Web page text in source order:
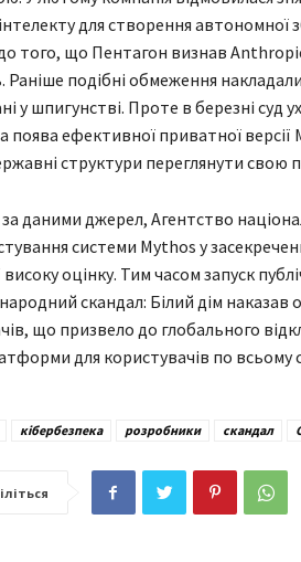
для створення автономної
того, що Пентагон визнав
Раніше подібні обмеження
у шпигунстві. Проте в березні
поява ефективної приватної версії
структури переглянути свою
за даними джерел, Агентство
системи Mythos у
високу оцінку. Тим часом запуск
скандал: Білий дім наказав
що призвело до глобального
для користувачів по всьому
кібербезпека розробники скандал